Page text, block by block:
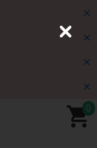
0
C